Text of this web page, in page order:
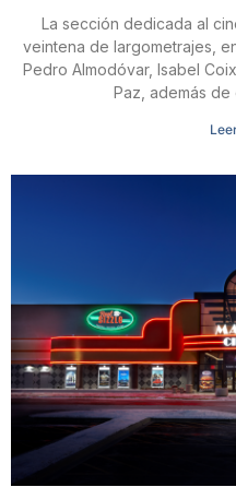
La sección dedicada al
veintena de largometrajes,
Pedro Almodóvar, Isabel
Paz, además de